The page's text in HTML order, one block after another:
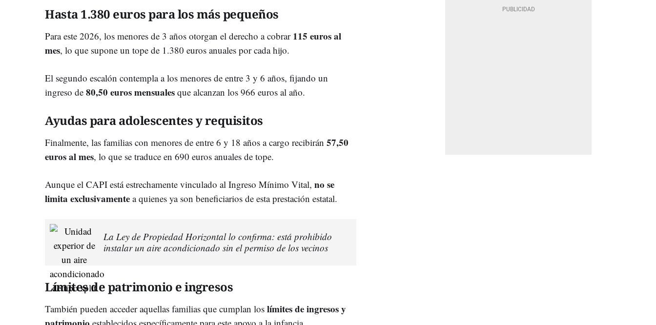
Hasta 1.380 euros para los más pequeños
Para este 2026, los menores de 3 años otorgan el derecho a cobrar 115 euros al
mes, lo que supone un tope de 1.380 euros anuales por cada hijo.
El segundo escalón contempla a los menores de entre 3 y 6 años, fijando un
ingreso de 80,50 euros mensuales que alcanzan los 966 euros al año.
Ayudas para adolescentes y requisitos
Finalmente, las familias con menores de entre 6 y 18 años a cargo recibirán 57,50
euros al mes, lo que se traduce en 690 euros anuales de tope.
Aunque el CAPI está estrechamente vinculado al Ingreso Mínimo Vital, no se
limita exclusivamente a quienes ya son beneficiarios de esta prestación estatal.
La Ley de Propiedad Horizontal lo confirma: está prohibido
instalar un aire acondicionado sin el permiso de los vecinos
Límites de patrimonio e ingresos
También pueden acceder aquellas familias que cumplan los límites de ingresos y